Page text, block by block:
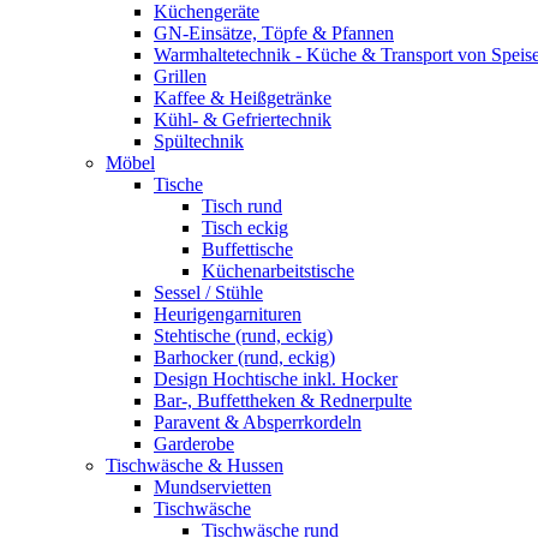
Küchengeräte
GN-Einsätze, Töpfe & Pfannen
Warmhaltetechnik - Küche & Transport von
Grillen
Kaffee & Heißgetränke
Kühl- & Gefriertechnik
Spültechnik
Möbel
Tische
Tisch rund
Tisch eckig
Buffettische
Küchenarbeitstische
Sessel / Stühle
Heurigengarnituren
Stehtische (rund, eckig)
Barhocker (rund, eckig)
Design Hochtische inkl. Hocker
Bar-, Buffettheken & Rednerpulte
Paravent & Absperrkordeln
Garderobe
Tischwäsche & Hussen
Mundservietten
Tischwäsche
Tischwäsche rund